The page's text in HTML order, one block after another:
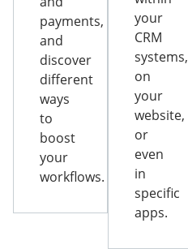
payments,
and
discover
different
ways
to
boost
your
workflows.
your
CRM
systems,
on
your
website,
or
even
in
specific
apps.